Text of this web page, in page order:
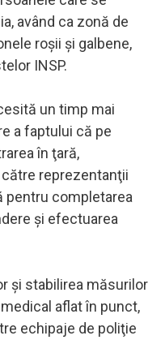
având ca zonă de
roşii şi galbene,
INSP.
un timp mai
a faptului că pe
în ţară,
reprezentanţii
pentru completarea
şi efectuarea
şi stabilirea măsurilor
aflat în punct,
echipaje de poliţie